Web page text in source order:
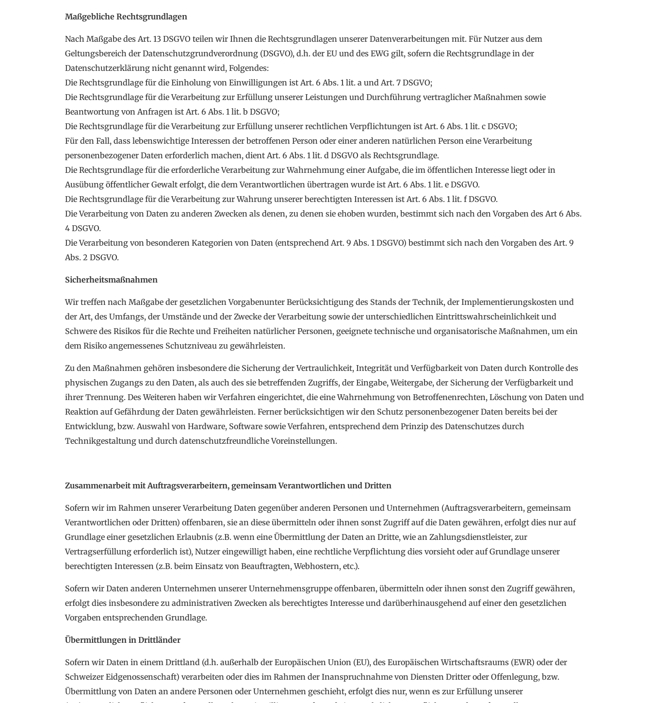
Maßgebliche Rechtsgrundlagen
Nach Maßgabe des Art. 13 DSGVO teilen wir Ihnen die Rechtsgrundlagen unserer Datenverarbeitungen mit. Für Nutzer aus dem
Geltungsbereich der Datenschutzgrundverordnung (DSGVO), d.h. der EU und des EWG gilt, sofern die Rechtsgrundlage in der
Datenschutzerklärung nicht genannt wird, Folgendes:
Die Rechtsgrundlage für die Einholung von Einwilligungen ist Art. 6 Abs. 1 lit. a und Art. 7 DSGVO;
Die Rechtsgrundlage für die Verarbeitung zur Erfüllung unserer Leistungen und Durchführung vertraglicher Maßnahmen sowie
Beantwortung von Anfragen ist Art. 6 Abs. 1 lit. b DSGVO;
Die Rechtsgrundlage für die Verarbeitung zur Erfüllung unserer rechtlichen Verpflichtungen ist Art. 6 Abs. 1 lit. c DSGVO;
Für den Fall, dass lebenswichtige Interessen der betroffenen Person oder einer anderen natürlichen Person eine Verarbeitung
personenbezogener Daten erforderlich machen, dient Art. 6 Abs. 1 lit. d DSGVO als Rechtsgrundlage.
Die Rechtsgrundlage für die erforderliche Verarbeitung zur Wahrnehmung einer Aufgabe, die im öffentlichen Interesse liegt oder in
Ausübung öffentlicher Gewalt erfolgt, die dem Verantwortlichen übertragen wurde ist Art. 6 Abs. 1 lit. e DSGVO.
Die Rechtsgrundlage für die Verarbeitung zur Wahrung unserer berechtigten Interessen ist Art. 6 Abs. 1 lit. f DSGVO.
Die Verarbeitung von Daten zu anderen Zwecken als denen, zu denen sie ehoben wurden, bestimmt sich nach den Vorgaben des Art 6 Abs.
4 DSGVO.
Die Verarbeitung von besonderen Kategorien von Daten (entsprechend Art. 9 Abs. 1 DSGVO) bestimmt sich nach den Vorgaben des Art. 9
Abs. 2 DSGVO.
Sicherheitsmaßnahmen
Wir treffen nach Maßgabe der gesetzlichen Vorgabenunter Berücksichtigung des Stands der Technik, der Implementierungskosten und
der Art, des Umfangs, der Umstände und der Zwecke der Verarbeitung sowie der unterschiedlichen Eintrittswahrscheinlichkeit und
Schwere des Risikos für die Rechte und Freiheiten natürlicher Personen, geeignete technische und organisatorische Maßnahmen, um ein
dem Risiko angemessenes Schutzniveau zu gewährleisten.
Zu den Maßnahmen gehören insbesondere die Sicherung der Vertraulichkeit, Integrität und Verfügbarkeit von Daten durch Kontrolle des
physischen Zugangs zu den Daten, als auch des sie betreffenden Zugriffs, der Eingabe, Weitergabe, der Sicherung der Verfügbarkeit und
ihrer Trennung. Des Weiteren haben wir Verfahren eingerichtet, die eine Wahrnehmung von Betroffenenrechten, Löschung von Daten und
Reaktion auf Gefährdung der Daten gewährleisten. Ferner berücksichtigen wir den Schutz personenbezogener Daten bereits bei der
Entwicklung, bzw. Auswahl von Hardware, Software sowie Verfahren, entsprechend dem Prinzip des Datenschutzes durch
Technikgestaltung und durch datenschutzfreundliche Voreinstellungen.
Zusammenarbeit mit Auftragsverarbeitern, gemeinsam Verantwortlichen und Dritten
Sofern wir im Rahmen unserer Verarbeitung Daten gegenüber anderen Personen und Unternehmen (Auftragsverarbeitern, gemeinsam
Verantwortlichen oder Dritten) offenbaren, sie an diese übermitteln oder ihnen sonst Zugriff auf die Daten gewähren, erfolgt dies nur auf
Grundlage einer gesetzlichen Erlaubnis (z.B. wenn eine Übermittlung der Daten an Dritte, wie an Zahlungsdienstleister, zur
Vertragserfüllung erforderlich ist), Nutzer eingewilligt haben, eine rechtliche Verpflichtung dies vorsieht oder auf Grundlage unserer
berechtigten Interessen (z.B. beim Einsatz von Beauftragten, Webhostern, etc.).
Sofern wir Daten anderen Unternehmen unserer Unternehmensgruppe offenbaren, übermitteln oder ihnen sonst den Zugriff gewähren,
erfolgt dies insbesondere zu administrativen Zwecken als berechtigtes Interesse und darüberhinausgehend auf einer den gesetzlichen
Vorgaben entsprechenden Grundlage.
Übermittlungen in Drittländer
Sofern wir Daten in einem Drittland (d.h. außerhalb der Europäischen Union (EU), des Europäischen Wirtschaftsraums (EWR) oder der
Schweizer Eidgenossenschaft) verarbeiten oder dies im Rahmen der Inanspruchnahme von Diensten Dritter oder Offenlegung, bzw.
Übermittlung von Daten an andere Personen oder Unternehmen geschieht, erfolgt dies nur, wenn es zur Erfüllung unserer